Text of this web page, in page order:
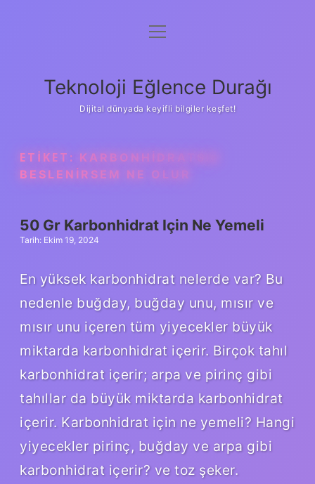
Anasayfa
Yasal Uyarı
menüyü
Teknoloji Eğlence Durağı
Dijital dünyada keyifli bilgiler keşfet!
ETIKET: KARBONHIDRATSIZ
BESLENIRSEM NE OLUR
50 Gr Karbonhidrat Için Ne Yemeli
Tarih: Ekim 19, 2024
En yüksek karbonhidrat nelerde var? Bu
nedenle buğday, buğday unu, mısır ve
mısır unu içeren tüm yiyecekler büyük
miktarda karbonhidrat içerir. Birçok tahıl
karbonhidrat içerir; arpa ve pirinç gibi
tahıllar da büyük miktarda karbonhidrat
içerir. Karbonhidrat için ne yemeli? Hangi
yiyecekler pirinç, buğday ve arpa gibi
karbonhidrat içerir? ve toz şeker.